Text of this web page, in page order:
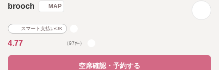
brooch MAP
スマート支払いOK
4.77 （97件）
空席確認・予約する